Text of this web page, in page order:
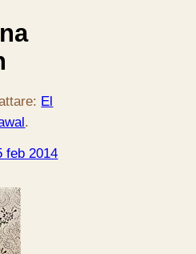
El
.
feb 2014